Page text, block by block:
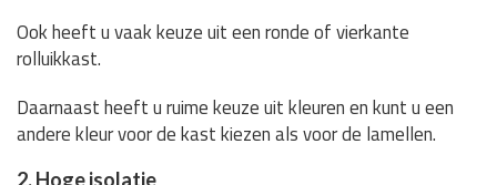
Ook heeft u vaak keuze uit een ronde of vierkante
rolluikkast.
Daarnaast heeft u ruime keuze uit kleuren en kunt u een
andere kleur voor de kast kiezen als voor de lamellen.
2. Hoge isolatie